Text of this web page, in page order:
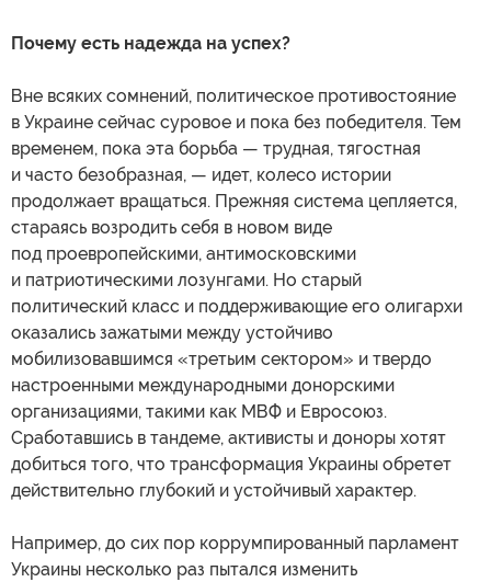
Почему есть надежда на успех?
Вне всяких сомнений, политическое противостояние
в Украине сейчас суровое и пока без победителя. Тем
временем, пока эта борьба — трудная, тягостная
и часто безобразная, — идет, колесо истории
продолжает вращаться. Прежняя система цепляется,
стараясь возродить себя в новом виде
под проевропейскими, антимосковскими
и патриотическими лозунгами. Но старый
политический класс и поддерживающие его олигархи
оказались зажатыми между устойчиво
мобилизовавшимся «третьим сектором» и твердо
настроенными международными донорскими
организациями, такими как МВФ и Евросоюз.
Сработавшись в тандеме, активисты и доноры хотят
добиться того, что трансформация Украины обретет
действительно глубокий и устойчивый характер.
Например, до сих пор коррумпированный парламент
Украины несколько раз пытался изменить